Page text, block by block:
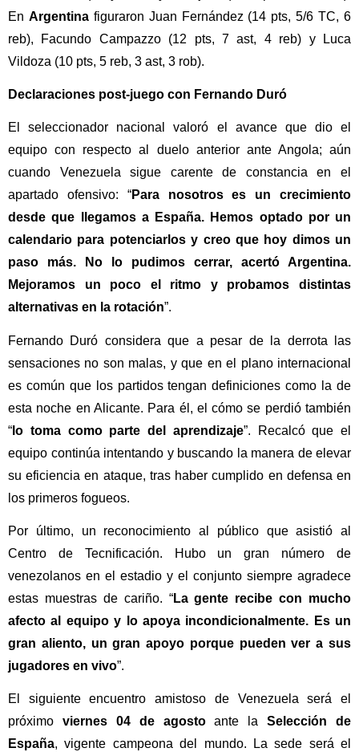
En Argentinafiguraron Juan Fernández (14 pts, 5/6 TC, 6
reb), Facundo Campazzo (12 pts, 7 ast, 4 reb) y Luca
Vildoza (10 pts, 5 reb, 3 ast, 3 rob).
Declaraciones post-juego con Fernando Duró
El seleccionador nacional valoró el avance que dio el
equipo con respecto al duelo anterior ante Angola; aún
cuando Venezuela sigue carente de constancia en el
apartado ofensivo: “Para nosotros es un crecimiento
desde que llegamos a España. Hemos optado por un
calendario para potenciarlos y creo que hoy dimos un
paso más. No lo pudimos cerrar, acertó Argentina.
Mejoramos un poco el ritmo y probamos distintas
alternativas en la rotación”.
Fernando Duró considera que a pesar de la derrota las
sensaciones no son malas, y que en el plano internacional
es común que los partidos tengan definiciones como la de
esta noche en Alicante. Para él, el cómo se perdió también
“ lo toma como parte del aprendizaje”. Recalcó que el
equipo continúa intentando y buscando la manera de elevar
su eficiencia en ataque, tras haber cumplido en defensa en
los primeros fogueos.
Por último, un reconocimiento al público que asistió al
Centro de Tecnificación. Hubo un gran número de
venezolanos en el estadio y el conjunto siempre agradece
estas muestras de cariño. “La gente recibe con mucho
afecto al equipo y lo apoya incondicionalmente. Es un
gran aliento, un gran apoyo porque pueden ver a sus
jugadores en vivo”.
El siguiente encuentro amistoso de Venezuela será el
próximo viernes 04 de agostoante laSelección de
España, vigente campeona del mundo. La sede será el